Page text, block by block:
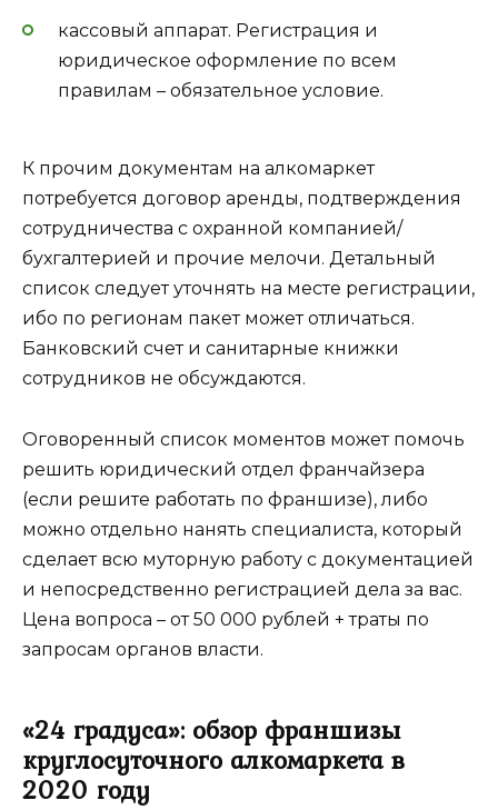
кассовый аппарат. Регистрация и
юридическое оформление по всем
правилам – обязательное условие.
К прочим документам на алкомаркет
потребуется договор аренды, подтверждения
сотрудничества с охранной компанией/
бухгалтерией и прочие мелочи. Детальный
список следует уточнять на месте регистрации,
ибо по регионам пакет может отличаться.
Банковский счет и санитарные книжки
сотрудников не обсуждаются.
Оговоренный список моментов может помочь
решить юридический отдел франчайзера
(если решите работать по франшизе), либо
можно отдельно нанять специалиста, который
сделает всю муторную работу с документацией
и непосредственно регистрацией дела за вас.
Цена вопроса – от 50 000 рублей + траты по
запросам органов власти.
«24 градуса»: обзор франшизы
круглосуточного алкомаркета в
2020 году